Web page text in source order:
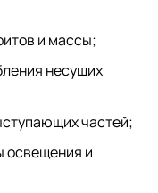
и массы;
несущих
частей;
освещения и